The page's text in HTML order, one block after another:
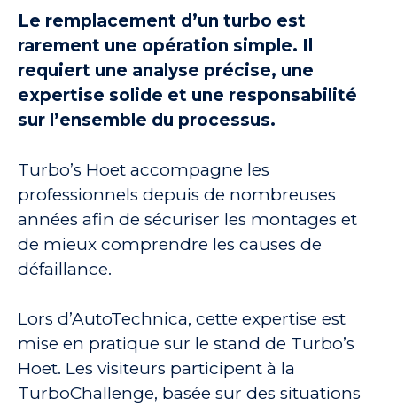
Le remplacement d’un turbo est
rarement une opération simple. Il
requiert une analyse précise, une
expertise solide et une responsabilité
sur l’ensemble du processus.
Turbo’s Hoet accompagne les
professionnels depuis de nombreuses
années afin de sécuriser les montages et
de mieux comprendre les causes de
défaillance.
Lors d’AutoTechnica, cette expertise est
mise en pratique sur le stand de Turbo’s
Hoet. Les visiteurs participent à la
TurboChallenge, basée sur des situations